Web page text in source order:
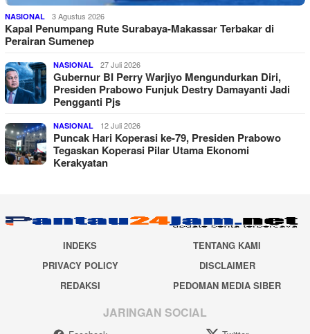
NASIONAL 3 Agustus 2026
Kapal Penumpang Rute Surabaya-Makassar Terbakar di
Perairan Sumenep
NASIONAL 27 Juli 2026
Gubernur BI Perry Warjiyo Mengundurkan Diri,
Presiden Prabowo Funjuk Destry Damayanti Jadi
Pengganti Pjs
NASIONAL 12 Juli 2026
Puncak Hari Koperasi ke-79, Presiden Prabowo
Tegaskan Koperasi Pilar Utama Ekonomi
Kerakyatan
INDEKS
TENTANG KAMI
PRIVACY POLICY
DISCLAIMER
REDAKSI
PEDOMAN MEDIA SIBER
JARINGAN SOCIAL